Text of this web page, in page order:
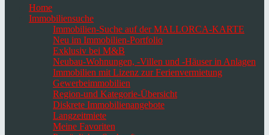
Home
Immobiliensuche
Immobilien-Suche auf der MALLORCA-KARTE
Neu im Immobilien-Portfolio
Exklusiv bei M&B
Neubau-Wohnungen, -Villen und -Häuser in Anlagen
Immobilien mit Lizenz zur Ferienvermietung
Gewerbeimmobilien
Region-und Kategorie-Übersicht
Diskrete Immobilienangebote
Langzeitmiete
Meine Favoriten